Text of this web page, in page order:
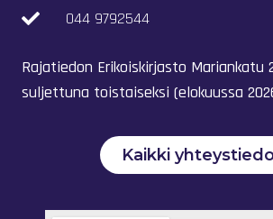
044 9792544
Rajatiedon Erikoiskirjasto Mariankatu
suljettuna toistaiseksi (elokuussa
Kaikki